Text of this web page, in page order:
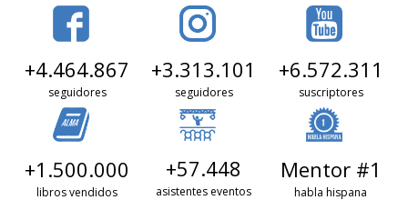
+4.464.867
seguidores
+3.313.101
seguidores
+6.572.311
suscriptores
+1.500.000
libros vendidos
+57.448
asistentes eventos
Mentor #1
habla hispana